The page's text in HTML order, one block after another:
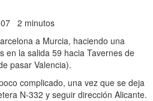
2 minutos
a Murcia, haciendo una
en la salida 59 hacia Tavernes de
pasar Valencia).
complicado, una vez que se deja
N-332 y seguir dirección Alicante.